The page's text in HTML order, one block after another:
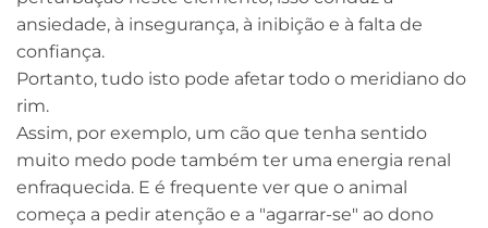
ansiedade, à insegurança, à inibição e à falta de
confiança.
Portanto, tudo isto pode afetar todo o meridiano do
rim.
Assim, por exemplo, um cão que tenha sentido
muito medo pode também ter uma energia renal
enfraquecida. E é frequente ver que o animal
começa a pedir atenção e a "agarrar-se" ao dono